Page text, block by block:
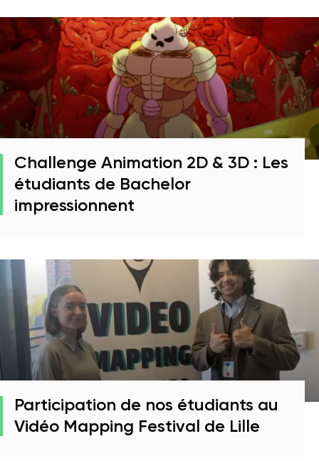
Challenge Animation 2D & 3D : Les
étudiants de Bachelor
impressionnent
Participation de nos étudiants au
Vidéo Mapping Festival de Lille